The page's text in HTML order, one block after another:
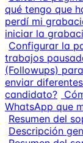
qué tengo que
perdí mi
iniciar la
Configurar la
trabajos
(Followups)
enviar
candidato?
WhatsApp que
Resumen del
Descripción